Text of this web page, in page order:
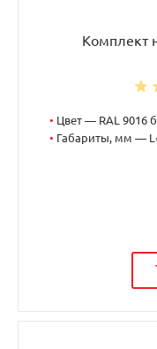
Комплект
• Цвет — RAL 9016
• Габариты, мм —